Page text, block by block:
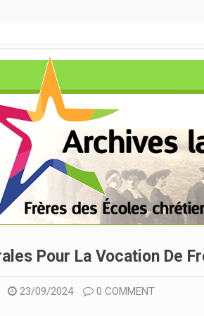
Pour La Vocation De
23/09/2024 0 COMMENT